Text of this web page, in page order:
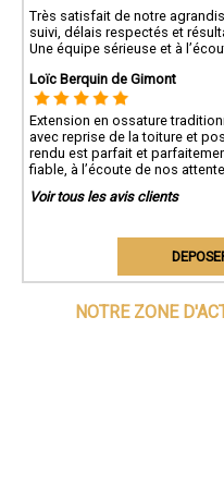
Très satisfait de notre
suivi, délais respectés et
Une équipe sérieuse et à
Loïc Berquin de Gimont
Extension en ossature
avec reprise de la toiture et
rendu est parfait et
fiable, à l’écoute de nos
Voir tous les avis clients
NOTRE ZONE